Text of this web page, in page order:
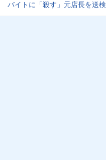
バイトに「殺す」元店長を送検